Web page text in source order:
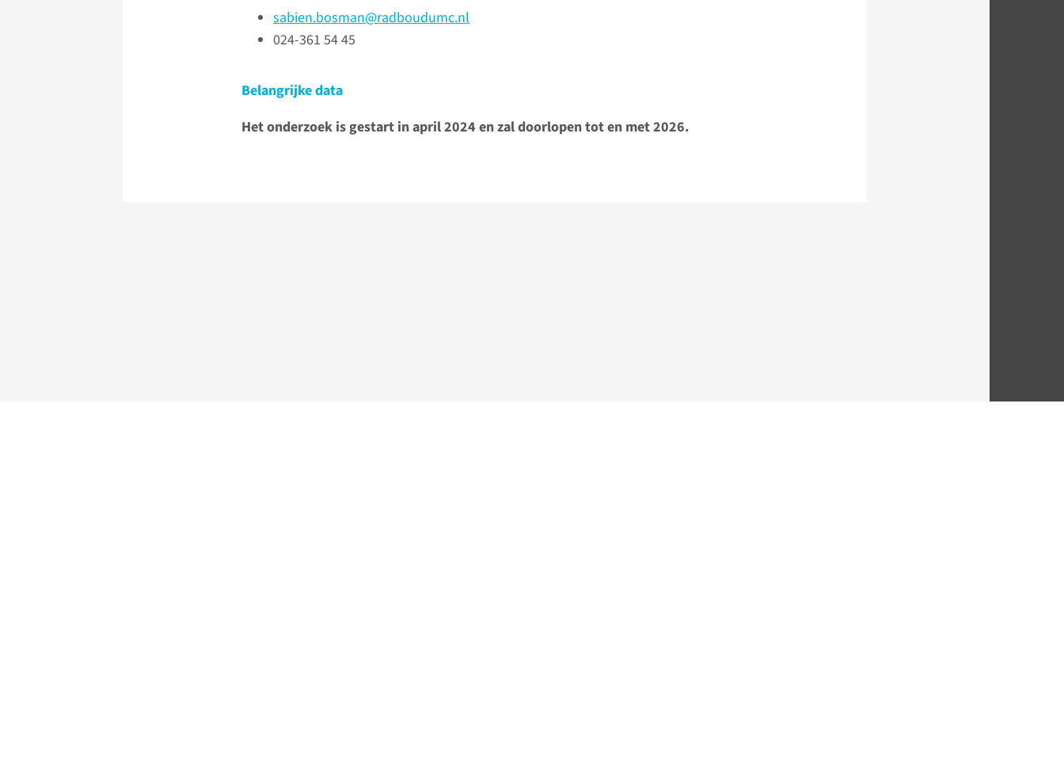
sabien.bosman@radboudumc.nl
024-361 54 45
Belangrijke data
Het onderzoek is gestart in april 2024 en zal doorlopen tot en met 2026.